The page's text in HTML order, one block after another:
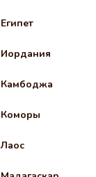
Египет
Иордания
Камбоджа
Коморы
Лаос